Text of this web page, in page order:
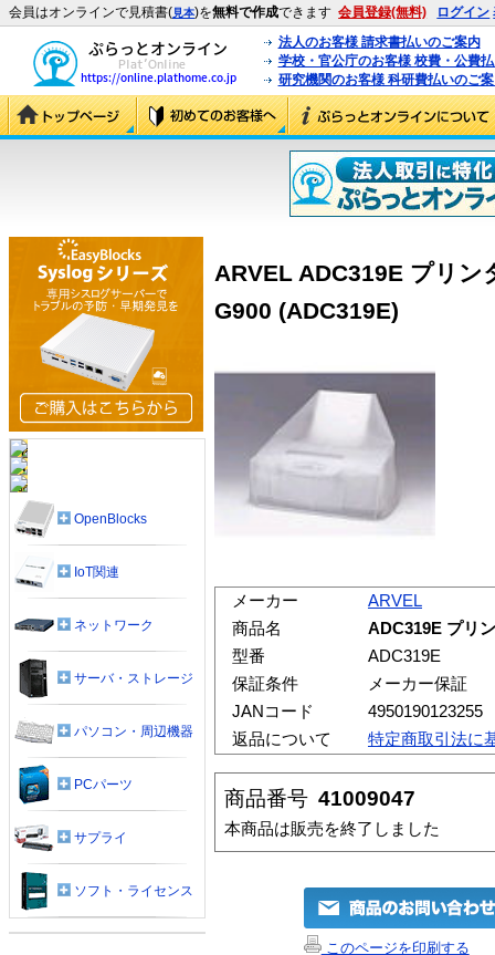
会員はオンラインで見積書(見本)を無料で作成できます 会員登録(無料) ログイン
法人のお客様 請求書払いのご案内
学校・官公庁のお客様 校費・公費
研究機関のお客様 科研費払いのご
ARVEL ADC319E プリン
G900 (ADC319E)
メーカー
ARVEL
商品名
ADC319E プリ
型番
ADC319E
保証条件
メーカー保証
JANコード
4950190123255
返品について
特定商取引法に
商品番号 41009047
本商品は販売を終了しました
このページを印刷する
OpenBlocks
IoT関連
ネットワーク
サーバ・ストレージ
パソコン・周辺機器
PCパーツ
サプライ
ソフト・ライセンス